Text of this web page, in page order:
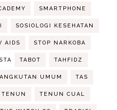
SMARTPHONE
SOSIOLOGI KESEHATAN
AIDS STOP NARKOBA
TABOT TAHFIDZ
UMUM TAS
TENUN TENUN CUAL